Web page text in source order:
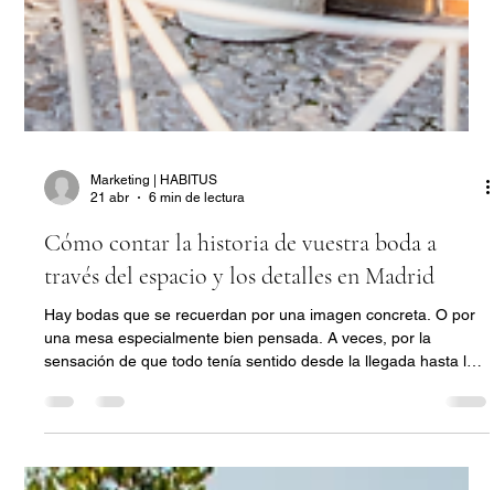
21 abr
6 min de lectura
Cómo contar la historia de vuestra boda a
través del espacio y los detalles en Madrid
Hay bodas que se recuerdan por una imagen concreta. O por
sensación de que todo tenía sentido desde la llegada hasta la
fiesta. No siempre ocurre por una gran puesta en escena.
impresión de haber entrado en un universo que habla de esa